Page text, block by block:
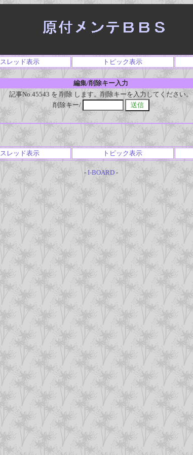
スレッド表示 トピック表示
編集/削除キー入力
記事No.45543 を 削除 します。削除キーを入力してください。
削除キー/
スレッド表示 トピック表示
- I-BOARD-